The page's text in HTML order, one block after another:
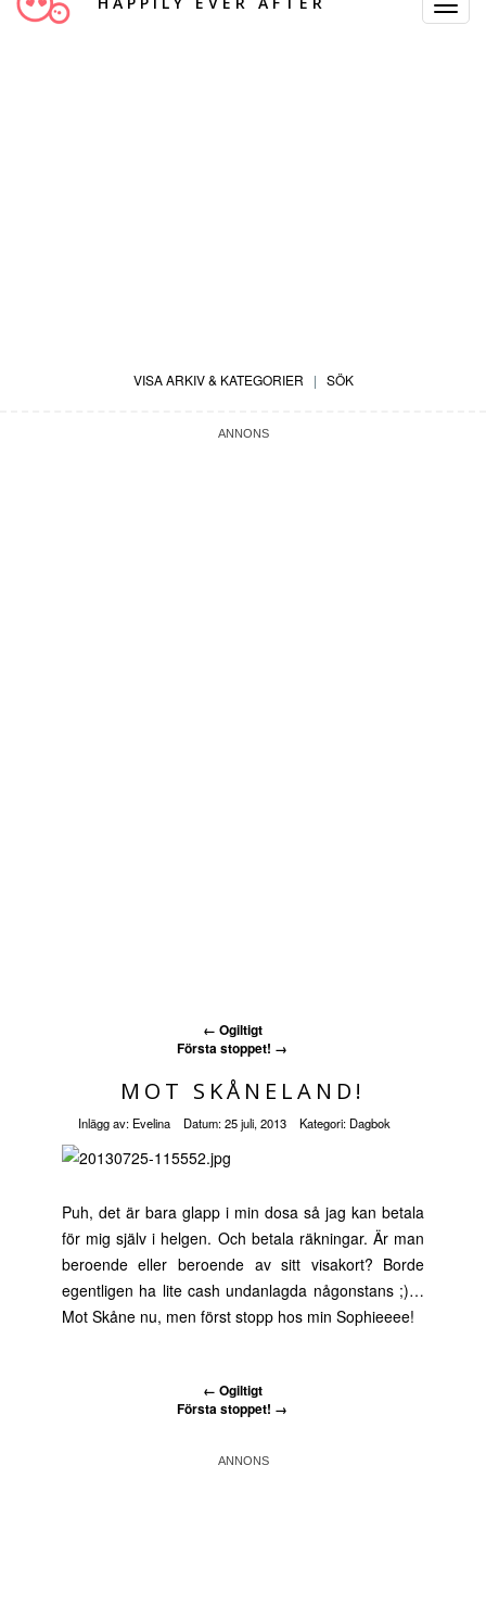
Toggle
VISA ARKIV & KATEGORIER | SÖK
← Ogiltigt
Första stoppet! →
MOT SKÅNELAND!
Inlägg av: Evelina Datum:25 juli, 2013 Kategori: Dagbok
Puh, det är bara glapp i min dosa så jag kan betala
för mig själv i helgen. Och betala räkningar. Är man
beroende eller beroende av sitt visakort? Borde
egentligen ha lite cash undanlagda någonstans ;)…
Mot Skåne nu, men först stopp hos min Sophieeee!
← Ogiltigt
Första stoppet! →